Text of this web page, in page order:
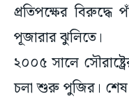
প্রতিপক্ষের বিরুদ্ধে
পূজারার ঝুলিতে।
২০০৫ সালে
চলা শুরু পুজির। শেষ